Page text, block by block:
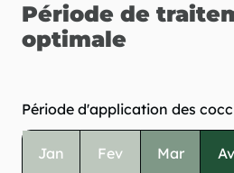
Période de
optimale
Période d'application des
Jan Fev Mar